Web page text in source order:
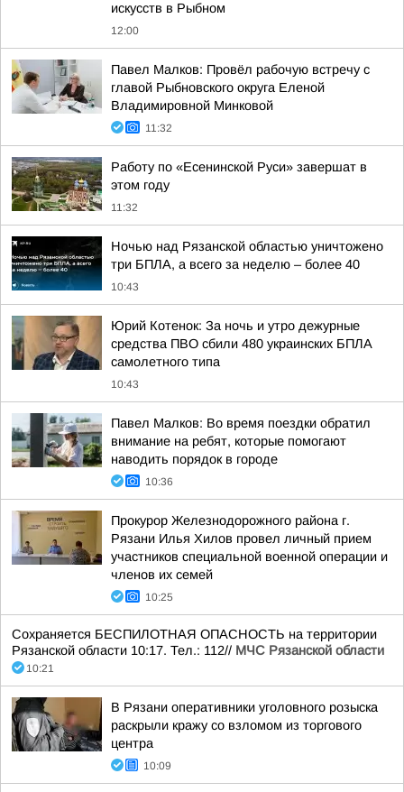
искусств в Рыбном
12:00
Павел Малков: Провёл рабочую встречу с
главой Рыбновского округа Еленой
Владимировной Минковой
11:32
Работу по «Есенинской Руси» завершат в
этом году
11:32
Ночью над Рязанской областью уничтожено
три БПЛА, а всего за неделю – более 40
10:43
Юрий Котенок: За ночь и утро дежурные
средства ПВО сбили 480 украинских БПЛА
самолетного типа
10:43
Павел Малков: Во время поездки обратил
внимание на ребят, которые помогают
наводить порядок в городе
10:36
Прокурор Железнодорожного района г.
Рязани Илья Хилов провел личный прием
участников специальной военной операции и
членов их семей
10:25
Сохраняется БЕСПИЛОТНАЯ ОПАСНОСТЬ на территории
Рязанской области 10:17. Тел.: 112// МЧС Рязанской области
10:21
В Рязани оперативники уголовного розыска
раскрыли кражу со взломом из торгового
центра
10:09